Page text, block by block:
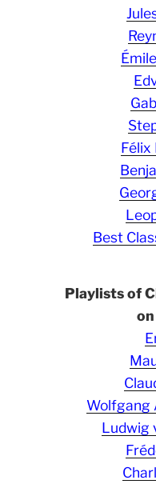
Félix
Best
Playlists of
on
Wolfgang
Ludwig